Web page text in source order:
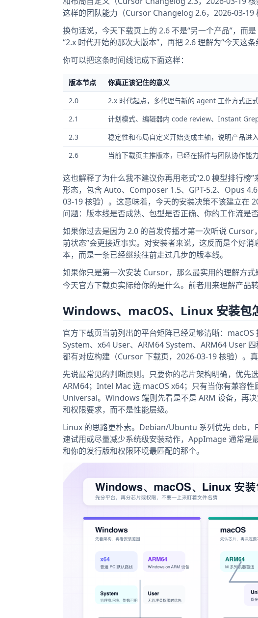
这样的团队能力（Cursor Changelog 2.6，2026-03-19
换句话说，今天下载页上的 2.6 不是“另一个产品”，而
“2.x 时代开始的那次大版本”，再把 2.6 理解为“今天这
你可以把这条时间线记成下面这样：
版本节点
你真正该记住的意义
2.0
2.x 时代起点，多代理与新的 agent 工作方式正
2.1
计划模式、编辑器内 code review、Instant
2.3
稳定性和布局自定义开始变成主轴，说明产品进
2.6
当前下载页主推版本，已经在插件与团队协作能
这也解释了为什么我不建议你再用老式“2.0 模型排行榜
形态，包含 Auto、Composer 1.5、GPT-5.2、Opus
03-19 核验）。这意味着，今天的安装决策不该建立在
问题：版本线是否成熟、包型是否正确、你的工作流是否
如果你过去是因为 2.0 的首发传播才第一次听说
前状态”会更接近事实。对安装者来说，这反而是个好
本，而是一条已经继续往前走过几步的版本线。
如果你只是第一次安装 Cursor，那么最实用的理解方式
今天官方下载页实际给你的是什么。前者用来理解产品
Windows、macOS、Linux 安装包
官方下载页当前列出的平台矩阵已经足够清晰：
System、x64 User、ARM64 System、ARM64 User
都有对应构建（Cursor 下载页，2026-03-19 核验）。真
先说最常见的判断原则。只要你的芯片架构明确，优
ARM64；Intel Mac 选 macOS x64；只有当你有兼容
Universal。Windows 端则先看是不是 ARM 设备，再
和权限要求，而不是性能层级。
Linux 的思路更朴素。Debian/Ubuntu 系列优先 deb
速试用或尽量减少系统级安装动作，AppImage 通常是
和你的发行版和权限环境最匹配的那个。